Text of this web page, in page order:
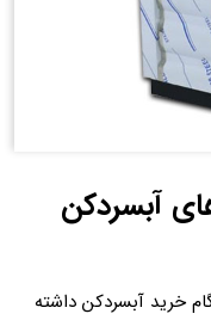
آبسردکن
خرید آبسردکن داشته